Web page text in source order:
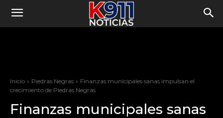
Inicio Piedras Negras
Finanzas municipales sanas impulsan el
crecimiento de Piedras Negras
Finanzas municipales sanas